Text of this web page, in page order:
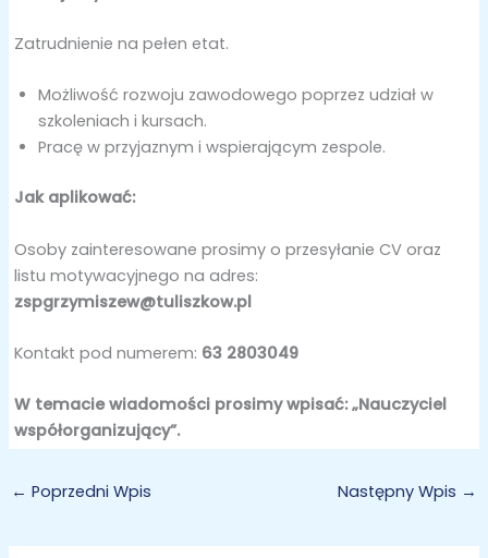
Zatrudnienie na pełen etat.
Możliwość rozwoju zawodowego poprzez udział w
szkoleniach i kursach.
Pracę w przyjaznym i wspierającym zespole.
Jak aplikować:
Osoby zainteresowane prosimy o przesyłanie CV oraz
listu motywacyjnego na adres:
zspgrzymiszew@tuliszkow.pl
Kontakt pod numerem: 63 2803049
W temacie wiadomości prosimy wpisać: „Nauczyciel
współorganizujący”.
← Poprzedni Wpis Następny Wpis →